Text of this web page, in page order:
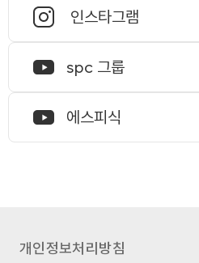
인스타그램
spc 그룹
에스피식
개인정보처리방침